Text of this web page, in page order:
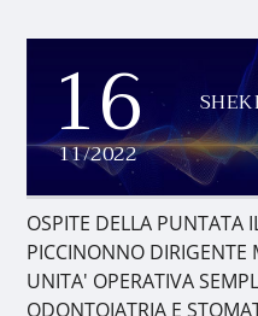
16
11/2022
OSPITE DELLA PUNTATA
PICCINONNO DIRIGENTE
UNITA' OPERATIVA
ODONTOIATRIA E